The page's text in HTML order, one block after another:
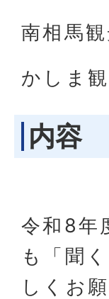
南相馬
かしま
内容
令和8年
も「聞
しくお